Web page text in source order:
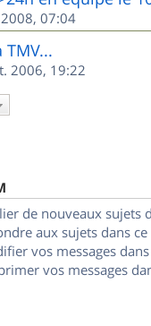
07:04
2006, 19:22
de nouveaux sujets
aux sujets dans
vos messages
vos messages